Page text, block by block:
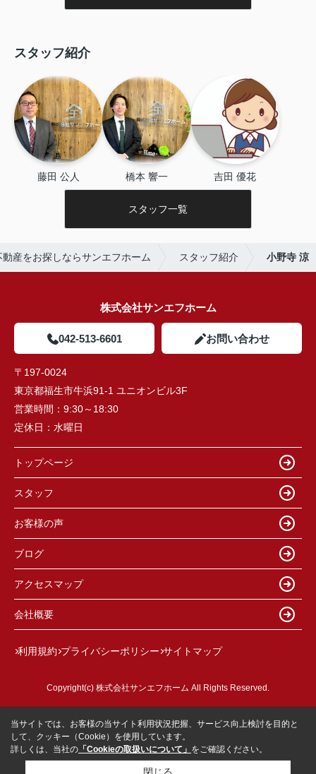
スタッフ紹介
藤田 公人 橋本 響一 吉田 優花
スタッフ一覧
産をお探しならサンエフホーム スタッフ紹介 小野寺 涼
株式会社サンエフホーム
042-513-6601 お問い合わせ
〒197-0024
東京都福生市牛浜91-1 ユニオンビル3F
営業時間： 9:30～18:30
定休日： 水曜日
トップページ
スタッフ
お客様の声
ブログ
アクセスマップ
会社概要
利用規約 プライバシーポリシー サイトマップ
Copyright(c) 株式会社サンエフホーム All Rights Reserved.
当サイトでは、お客様の当サイト利用状況把握、サービス向上検討を目的と
して、クッキー（Cookie）を使用しています。
詳しくは、当社の 「Cookieの取扱いについて」 をご確認ください。
閉じる